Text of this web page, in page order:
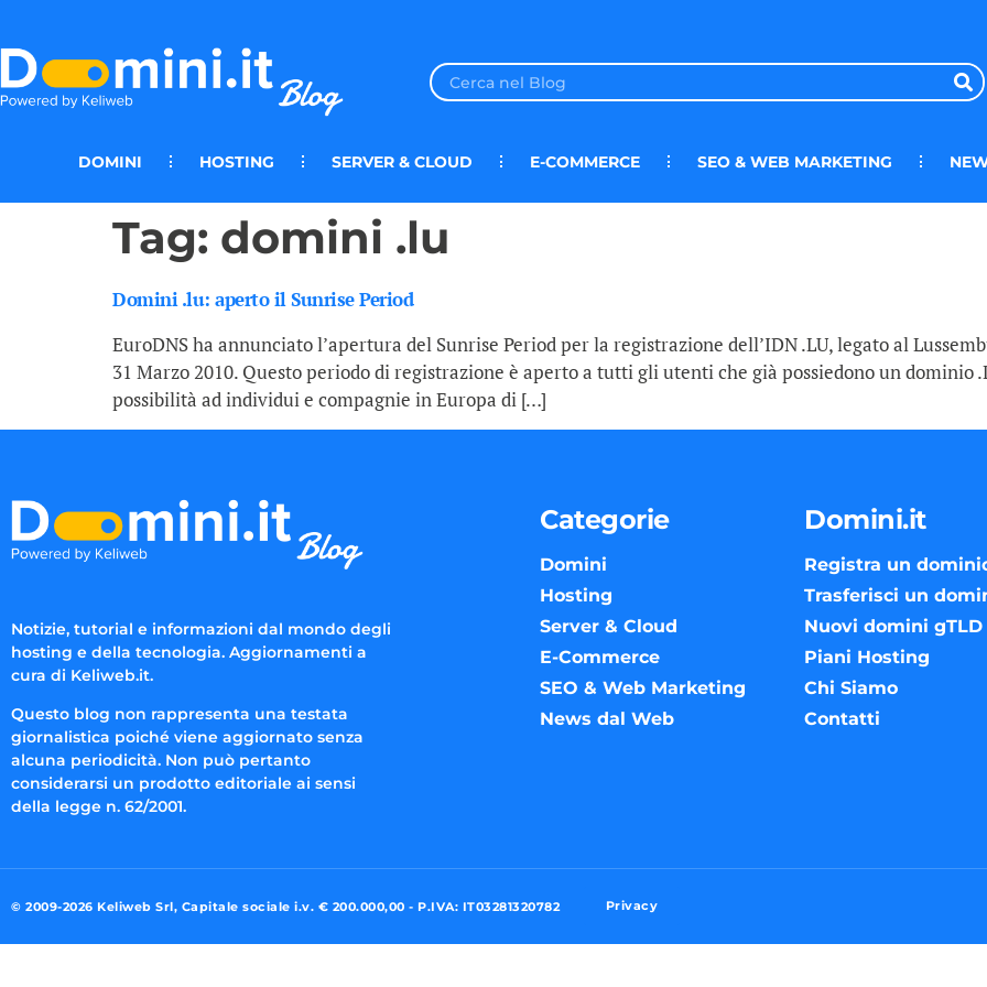
DOMINI HOSTING SERVER & CLOUD E-COMMERCE SEO & WEB MARKETING
Tag: domini .lu
Domini .lu: aperto il Sunrise Period
EuroDNS ha annunciato l’apertura del Sunrise Period per la registrazione dell’IDN .LU, legato al
31 Marzo 2010. Questo periodo di registrazione è aperto a tutti gli utenti che già possiedono un dominio
possibilità ad individui e compagnie in Europa di […]
Notizie, tutorial e informazioni dal mondo degli
hosting e della tecnologia. Aggiornamenti a
cura di Keliweb.it.
Questo blog non rappresenta una testata
giornalistica poiché viene aggiornato senza
alcuna periodicità. Non può pertanto
considerarsi un prodotto editoriale ai sensi
della legge n. 62/2001.
Categorie
Domini
Hosting
Server & Cloud
E-Commerce
SEO & Web Marketing
News dal Web
Domini.it
Registra un
Trasferisci un
Nuovi domini gTLD
Piani Hosting
Chi Siamo
Contatti
© 2009-2026 Keliweb Srl, Capitale sociale i.v. € 200.000,00 - P.IVA: IT03281320782 Privacy